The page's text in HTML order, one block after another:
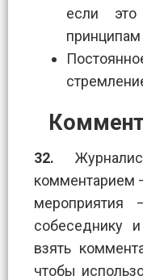
если
32.
комментарием
мероприятия
собеседнику
взять
чтобы